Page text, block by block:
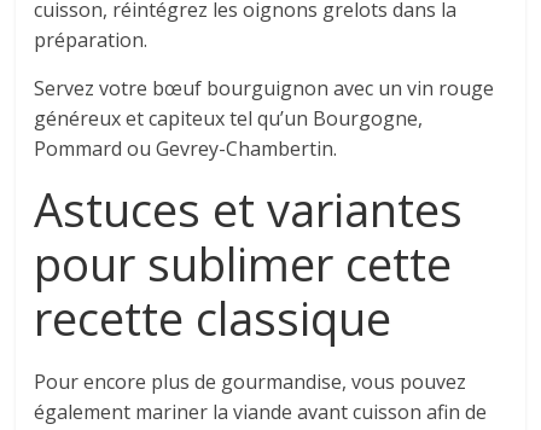
cuisson, réintégrez les oignons grelots dans la
préparation.
Servez votre bœuf bourguignon avec un vin rouge
généreux et capiteux tel qu’un Bourgogne,
Pommard ou Gevrey-Chambertin.
Astuces et variantes
pour sublimer cette
recette classique
Pour encore plus de gourmandise, vous pouvez
également mariner la viande avant cuisson afin de